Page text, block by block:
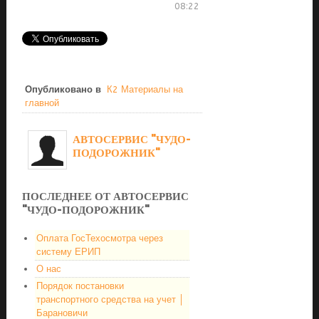
08:22
Опубликовано в
К2 Материалы на
главной
АВТОСЕРВИС "ЧУДО-
ПОДОРОЖНИК"
ПОСЛЕДНЕЕ ОТ АВТОСЕРВИС
"ЧУДО-ПОДОРОЖНИК"
Оплата ГосТехосмотра через
систему ЕРИП
О нас
Порядок постановки
транспортного средства на учет │
Барановичи